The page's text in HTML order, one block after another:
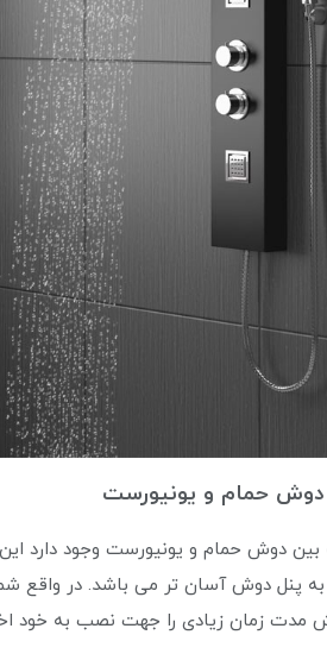
بین دوش حمام و یونیورست وجود دارد
پنل دوش آسان تر می باشد. در واقع شما
مدت زمان زیادی را جهت نصب به خود